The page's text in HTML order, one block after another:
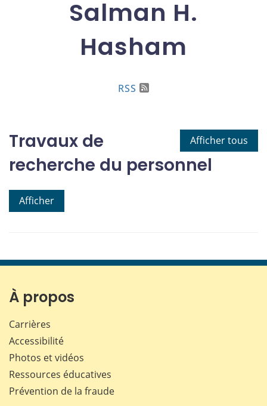
Salman H.
Hasham
RSS
Afficher tous
Travaux de
recherche du personnel
Afficher
À propos
Carrières
Accessibilité
Photos et vidéos
Ressources éducatives
Prévention de la fraude